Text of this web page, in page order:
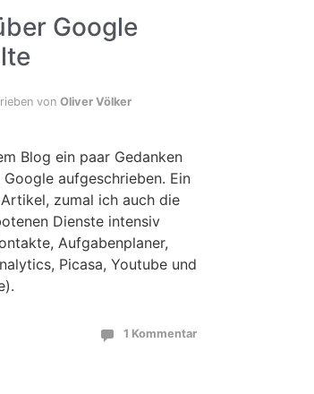
Google
von Oliver Völker
Blog ein paar Gedanken
aufgeschrieben. Ein
zumal ich auch die
Dienste intensiv
Aufgabenplaner,
Picasa, Youtube und
1 Kommentar